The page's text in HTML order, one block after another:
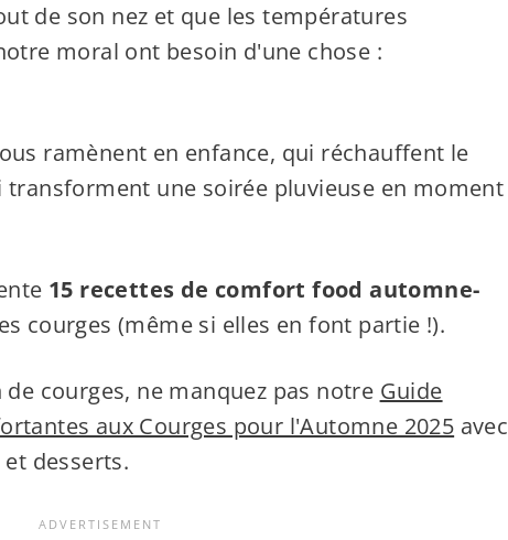
de son nez et que les températures
moral ont besoin d'une chose :
ramènent en enfance, qui réchauffent le
une soirée pluvieuse en moment
15 recettes de comfort food automne-
courges (même si elles en font partie !).
courges, ne manquez pas notre Guide
aux Courges pour l'Automne 2025 avec
desserts.